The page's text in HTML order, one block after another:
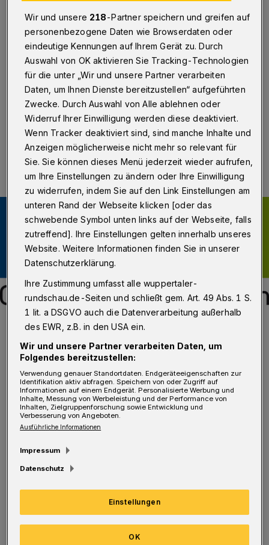
Wuppertal·Die Landschaftsversammlung des
Landschaftsverbandes Rheinland (LVR) hat am Freitag
(30. Juni 2017) beschlossen, die
Mitgliedskörperschaften des LVR durch eine
Sonderauskehrung in Höhe von 275 Millionen Euro zu
entlasten.
30.06.2017 , 19:29 Uhr Eine Minute Lesezeit
Das Logo des LVR.
Foto: LVR
A uf Basis der für das Haushaltsjahr 2016
geltenden Umlagegrundlagen erhält
Wuppertal davon mehr als 10,6 Millionen
Euro.
Rückstellungen in Höhe von 220 Millionen
Euro, die der LVR in den Jahren 2012 bis 2015
Wir und unsere 218-Partner speichern und greifen auf
personenbezogene Daten wie Browserdaten oder
eindeutige Kennungen auf Ihrem Gerät zu. Durch
Auswahl von OK aktivieren Sie Tracking-Technologien
für die unter „Wir und unsere Partner verarbeiten
Daten, um Ihnen Dienste bereitzustellen“ aufgeführten
Zwecke. Durch Auswahl von Alle ablehnen oder
Widerruf Ihrer Einwilligung werden diese deaktiviert.
Wenn Tracker deaktiviert sind, sind manche Inhalte und
Anzeigen möglicherweise nicht mehr so relevant für
Sie. Sie können dieses Menü jederzeit wieder aufrufen,
um Ihre Einstellungen zu ändern oder Ihre Einwilligung
zu widerrufen, indem Sie auf den Link Einstellungen am
unteren Rand der Webseite klicken [oder das
schwebende Symbol unten links auf der Webseite, falls
zutreffend]. Ihre Einstellungen gelten innerhalb unseres
Website. Weitere Informationen finden Sie in unserer
Datenschutzerklärung.
Ihre Zustimmung umfasst alle wuppertaler-
rundschau.de-Seiten und schließt gem. Art. 49 Abs. 1 S.
1 lit. a DSGVO auch die Datenverarbeitung außerhalb
des EWR, z.B. in den USA ein.
Wir und unsere Partner verarbeiten Daten, um
Folgendes bereitzustellen:
Verwendung genauer Standortdaten. Endgeräteeigenschaften zur
Identifikation aktiv abfragen. Speichern von oder Zugriff auf
Informationen auf einem Endgerät. Personalisierte Werbung und
Inhalte, Messung von Werbeleistung und der Performance von
Inhalten, Zielgruppenforschung sowie Entwicklung und
Verbesserung von Angeboten.
Ausführliche Informationen
Impressum
Datenschutz
Einstellungen
OK